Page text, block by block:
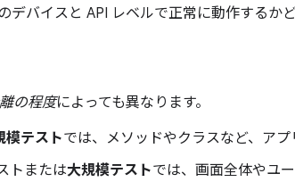
デバイスと API レベルで正常に動作するか
の程度によっても異なります。
模テストでは、メソッドやクラスなど、アプ
トまたは大規模テストでは、画面全体やユ